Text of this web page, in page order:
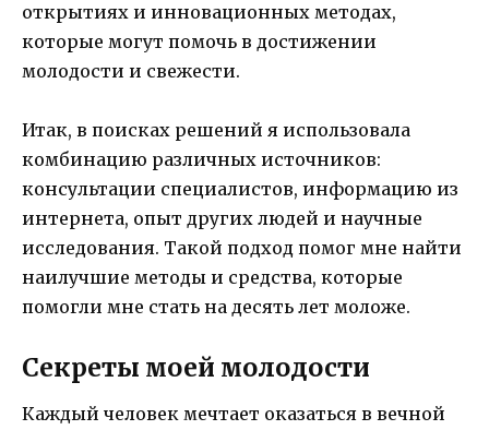
открытиях и инновационных методах,
которые могут помочь в достижении
молодости и свежести.
Итак, в поисках решений я использовала
комбинацию различных источников:
консультации специалистов, информацию из
интернета, опыт других людей и научные
исследования. Такой подход помог мне найти
наилучшие методы и средства, которые
помогли мне стать на десять лет моложе.
Секреты моей молодости
Каждый человек мечтает оказаться в вечной